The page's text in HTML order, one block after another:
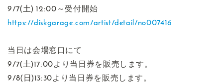
9/7(土) 12:00～受付開始
https://diskgarage.com/artist/detail/no007416
当日は会場窓口にて
9/7(土)17:00より当日券を販売します。
9/8(日)13:30より当日券を販売します。